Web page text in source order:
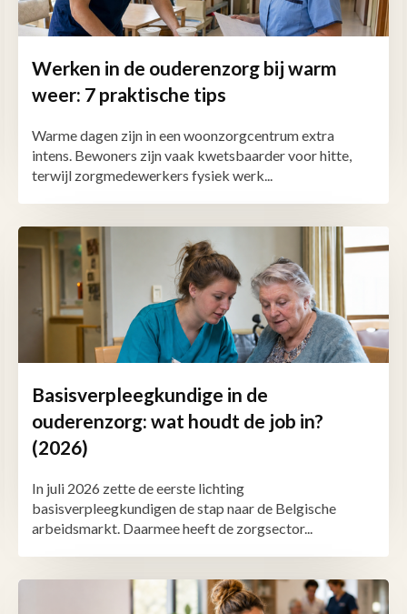
Werken in de ouderenzorg bij warm
weer: 7 praktische tips
Warme dagen zijn in een woonzorgcentrum extra
intens. Bewoners zijn vaak kwetsbaarder voor hitte,
terwijl zorgmedewerkers fysiek werk...
Basisverpleegkundige in de
ouderenzorg: wat houdt de job in?
(2026)
In juli 2026 zette de eerste lichting
basisverpleegkundigen de stap naar de Belgische
arbeidsmarkt. Daarmee heeft de zorgsector...